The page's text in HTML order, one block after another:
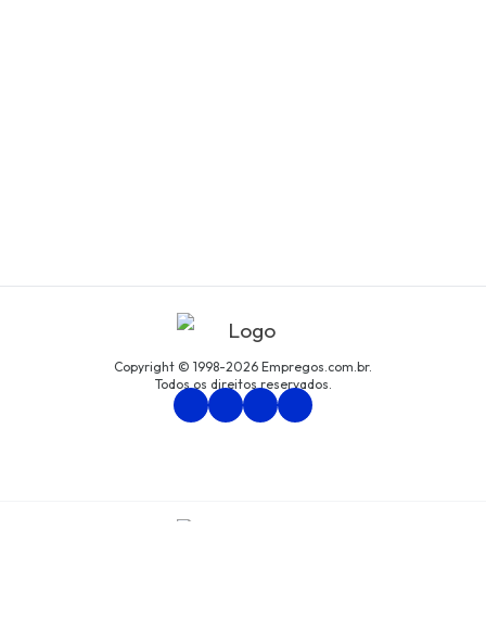
Copyright © 1998-2026 Empregos.com.br.
Todos os direitos reservados.